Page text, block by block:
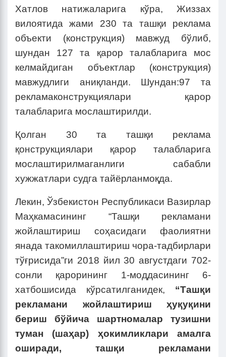
Хатлов натижаларига кўра, Жиззах
вилоятида жами 230 та ташқи реклама
объекти (конструкция) мавжуд бўлиб,
шундан 127 та қарор талабларига мос
келмайдиган объектлар (конструкция)
мавжудлиги аниқланди. Шундан:97 та
рекламаконструкциялари қарор
талабларига мослаштирилди.
Қолган 30 та ташқи реклама
қонструкциялари қарор талабларига
мослаштирилмаганлиги сабабли
хужжатлари судга тайёрланмоқда.
Лекин, Ўзбекистон Республикаси Вазирлар
Маҳкамасининг “Ташқи рекламани
жойлаштириш соҳасидаги фаолиятни
янада такомиллаштириш чора-тадбирлари
тўғрисида”ги 2018 йил 30 августдаги 702-
сонли қарорининг 1-моддасининг 6-
хатбошисида кўрсатилганидек, “Ташқи
рекламани жойлаштириш ҳуқуқини
бериш бўйича шартномалар тузишни
туман (шаҳар) ҳокимликлари амалга
оширади, ташқи рекламани